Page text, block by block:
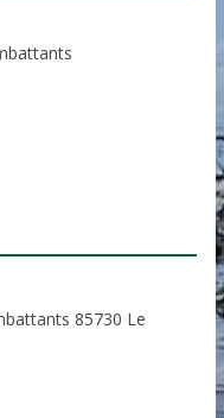
85730 Le